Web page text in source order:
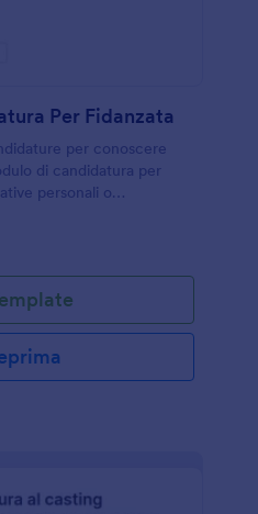
Per Fidanzata
per conoscere
di candidatura per
personali o
con Jotform.